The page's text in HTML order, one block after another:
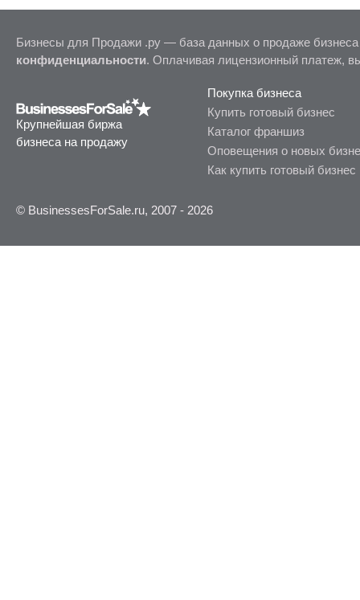
Бизнесы для Продажи .ру — база данных о продаже
конфиденциальности. Оплачивая лицензионный платеж,
Крупнейшая биржа
бизнеса на продажу
Покупка бизнеса
Купить готовый бизнес
Каталог франшиз
Оповещения о новых
Как купить готовый бизнес
© BusinessesForSale.ru, 2007 - 2026